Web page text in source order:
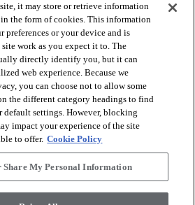
it may store or retrieve information
the form of cookies. This information
preferences or your device and is
work as you expect it to. The
directly identify you, but it can
web experience. Because we
you can choose not to allow some
the different category headings to find
default settings. However, blocking
impact your experience of the site
to offer. Cookie Policy
Share My Personal Information